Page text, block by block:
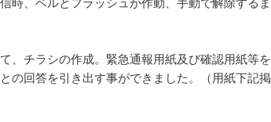
、チラシの作成。緊急通報用紙及び確認用紙等を
の回答を引き出す事ができました。（用紙下記掲